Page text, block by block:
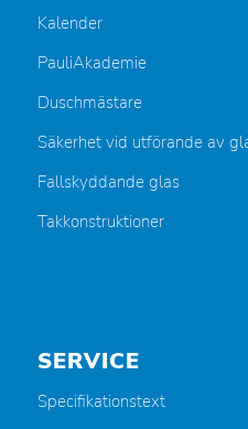
Kalender
PauliAkademie
Duschmästare
Säkerhet vid utförande av
Fallskyddande glas
Takkonstruktioner
SERVICE
Specifikationstext